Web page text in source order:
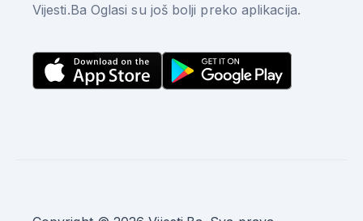
Vijesti.Ba Oglasi su još bolji preko aplikacija.